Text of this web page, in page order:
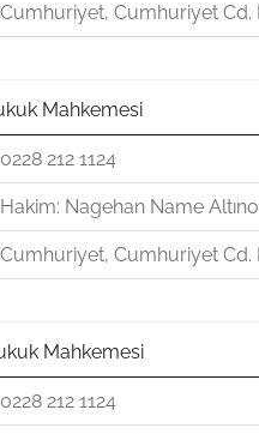
Cumhuriyet, Cumhuriyet Cd.
Mahkemesi
0228 212 1124
Hakim: Nagehan Name
Cumhuriyet, Cumhuriyet Cd.
Mahkemesi
0228 212 1124